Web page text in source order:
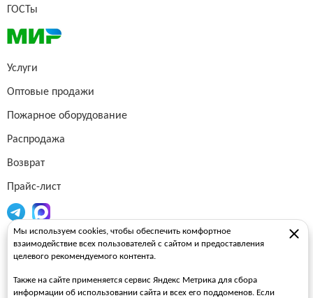
ГОСТы
Услуги
Оптовые продажи
Пожарное оборудование
Распродажа
Возврат
Прайс-лист
Огнетушители
Пожарные стволы
Мы используем cookies, чтобы обеспечить комфортное
взаимодействие всех пользователей с сайтом и предоставления
целевого рекомендуемого контента.
Также на сайте применяется сервис Яндекс Метрика для сбора
информации об использовании сайта и всех его поддоменов. Если